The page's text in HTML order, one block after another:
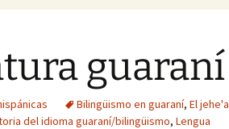
guaraní
Bilingüismo en guaraní, El jehe'a
del idioma guaraní/bilingüismo, Lengua